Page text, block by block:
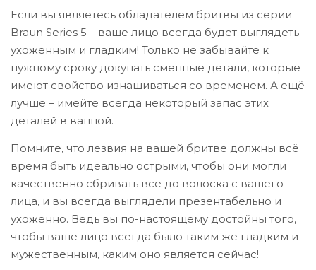
Если вы являетесь обладателем бритвы из серии
Braun Series 5 – ваше лицо всегда будет выглядеть
ухоженным и гладким! Только не забывайте к
нужному сроку докупать сменные детали, которые
имеют свойство изнашиваться со временем. А ещё
лучше – имейте всегда некоторый запас этих
деталей в ванной.
Помните, что лезвия на вашей бритве должны всё
время быть идеально острыми, чтобы они могли
качественно сбривать всё до волоска с вашего
лица, и вы всегда выглядели презентабельно и
ухоженно. Ведь вы по-настоящему достойны того,
чтобы ваше лицо всегда было таким же гладким и
мужественным, каким оно является сейчас!